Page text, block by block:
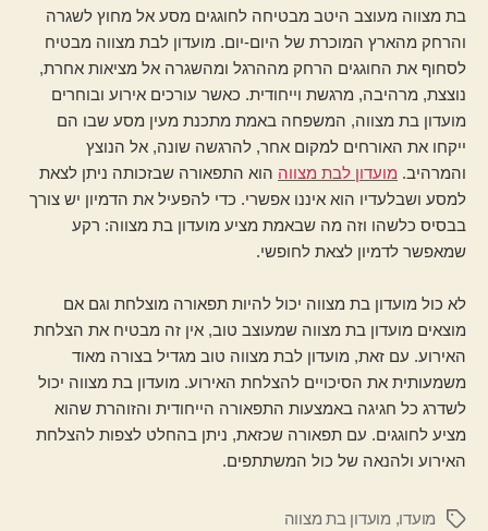
בת מצווה מעוצב היטב מבטיחה לחוגגים מסע אל מחוץ לשגרה
והרחק מהארץ המוכרת של היום-יום. מועדון לבת מצווה מבטיח
לסחוף את החוגגים הרחק מההרגל ומהשגרה אל מציאות אחרת,
נוצצת, מרהיבה, מרגשת וייחודית. כאשר עורכים אירוע ובוחרים
מועדון בת מצווה, המשפחה באמת מתכנת מעין מסע שבו הם
ייקחו את האורחים למקום אחר, להרגשה שונה, אל הנוצץ
והמרהיב. מועדון לבת מצווה הוא התפאורה שבזכותה ניתן לצאת
למסע ושבלעדיו הוא איננו אפשרי. כדי להפעיל את הדמיון יש צורך
בבסיס כלשהו וזה מה שבאמת מציע מועדון בת מצווה: רקע
שמאפשר לדמיון לצאת לחופשי.
לא כול מועדון בת מצווה יכול להיות תפאורה מוצלחת וגם אם
מוצאים מועדון בת מצווה שמעוצב טוב, אין זה מבטיח את הצלחת
האירוע. עם זאת, מועדון לבת מצווה טוב מגדיל בצורה מאוד
משמעותית את הסיכויים להצלחת האירוע. מועדון בת מצווה יכול
לשדרג כל חגיגה באמצעות התפאורה הייחודית והזוהרת שהוא
מציע לחוגגים. עם תפאורה שכזאת, ניתן בהחלט לצפות להצלחת
האירוע ולהנאה של כול המשתתפים.
תגיותמועדו, מועדון בת מצווה